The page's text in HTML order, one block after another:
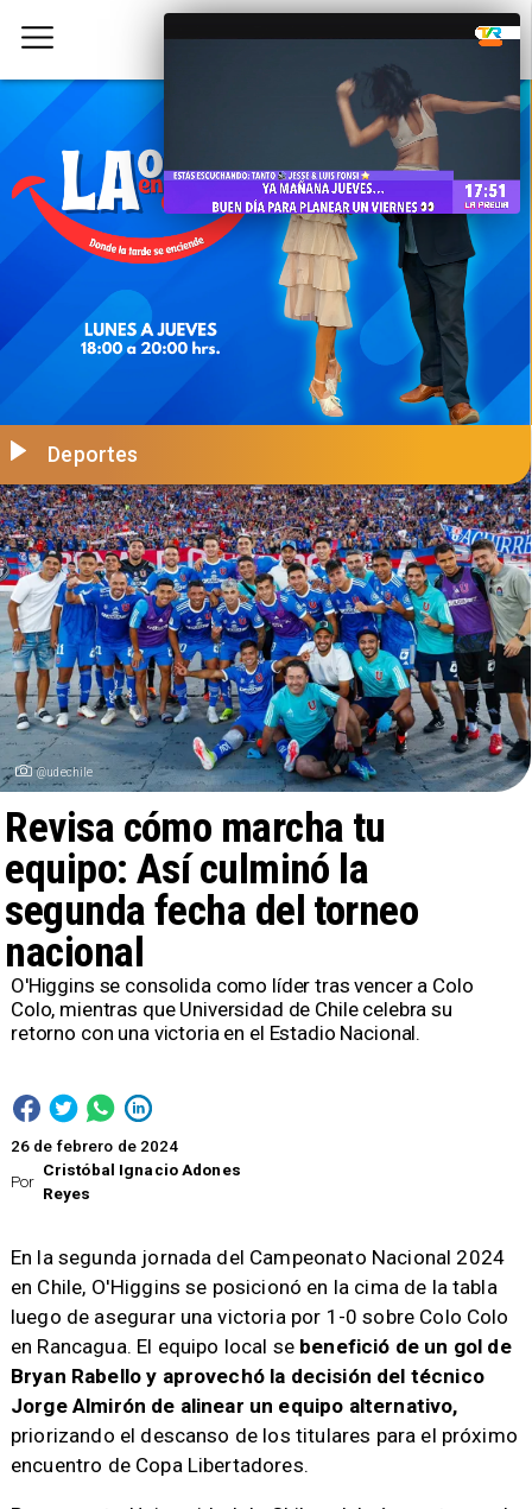
@udechile
Por
Cristóbal Ignacio Adones
Reyes
Revisa cómo marcha tu
equipo: Así culminó la
segunda fecha del torneo
nacional
Deportes
26 de febrero de 2024
​O'Higgins se consolida como líder tras vencer a Colo
Colo, mientras que Universidad de Chile celebra su
retorno con una victoria en el Estadio Nacional.
​En la segunda jornada del Campeonato Nacional 2024
en Chile, O'Higgins se posicionó en la cima de la tabla
luego de asegurar una victoria por 1-0 sobre Colo Colo
en Rancagua. El equipo local sebenefició de un gol de
Bryan Rabello y aprovechó la decisión del técnico
Jorge Almirón de alinear un equipo alternativo,
priorizando el descanso de los titulares para el próximo
encuentro de Copa Libertadores.